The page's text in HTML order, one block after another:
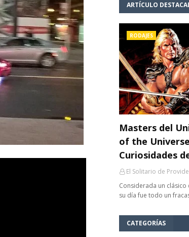
ARTÍCULO
RODAJES
Masters del
of the
Curiosidades
El Solitario de
Considerada un
su día fue todo un
CATEGORÍAS